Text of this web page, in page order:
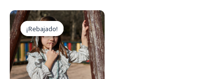
¡Rebajado!
¡Rebajado!
Rango
de
precios:
desde
38,85 €
hasta
40,00 €
Este
tiene
múltiples
variantes.